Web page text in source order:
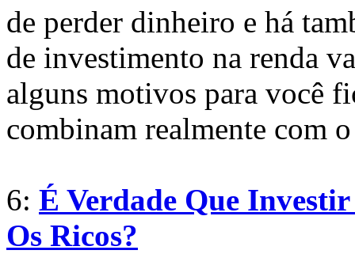
de perder dinheiro e há
de investimento na renda
alguns motivos para você
combinam realmente com
6: É Verdade Que
Os Ricos?